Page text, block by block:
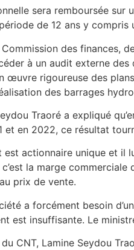
sera remboursée sur
de 12 ans y compris
des finances,
à un audit externe des
œuvre rigoureuse des
des barrages
Traoré a expliqué
et en 2022, ce résultat
est actionnaire unique et il
la marge
prix de vente.
a forcément besoin
est insuffisante. Le
CNT, Lamine Seydou